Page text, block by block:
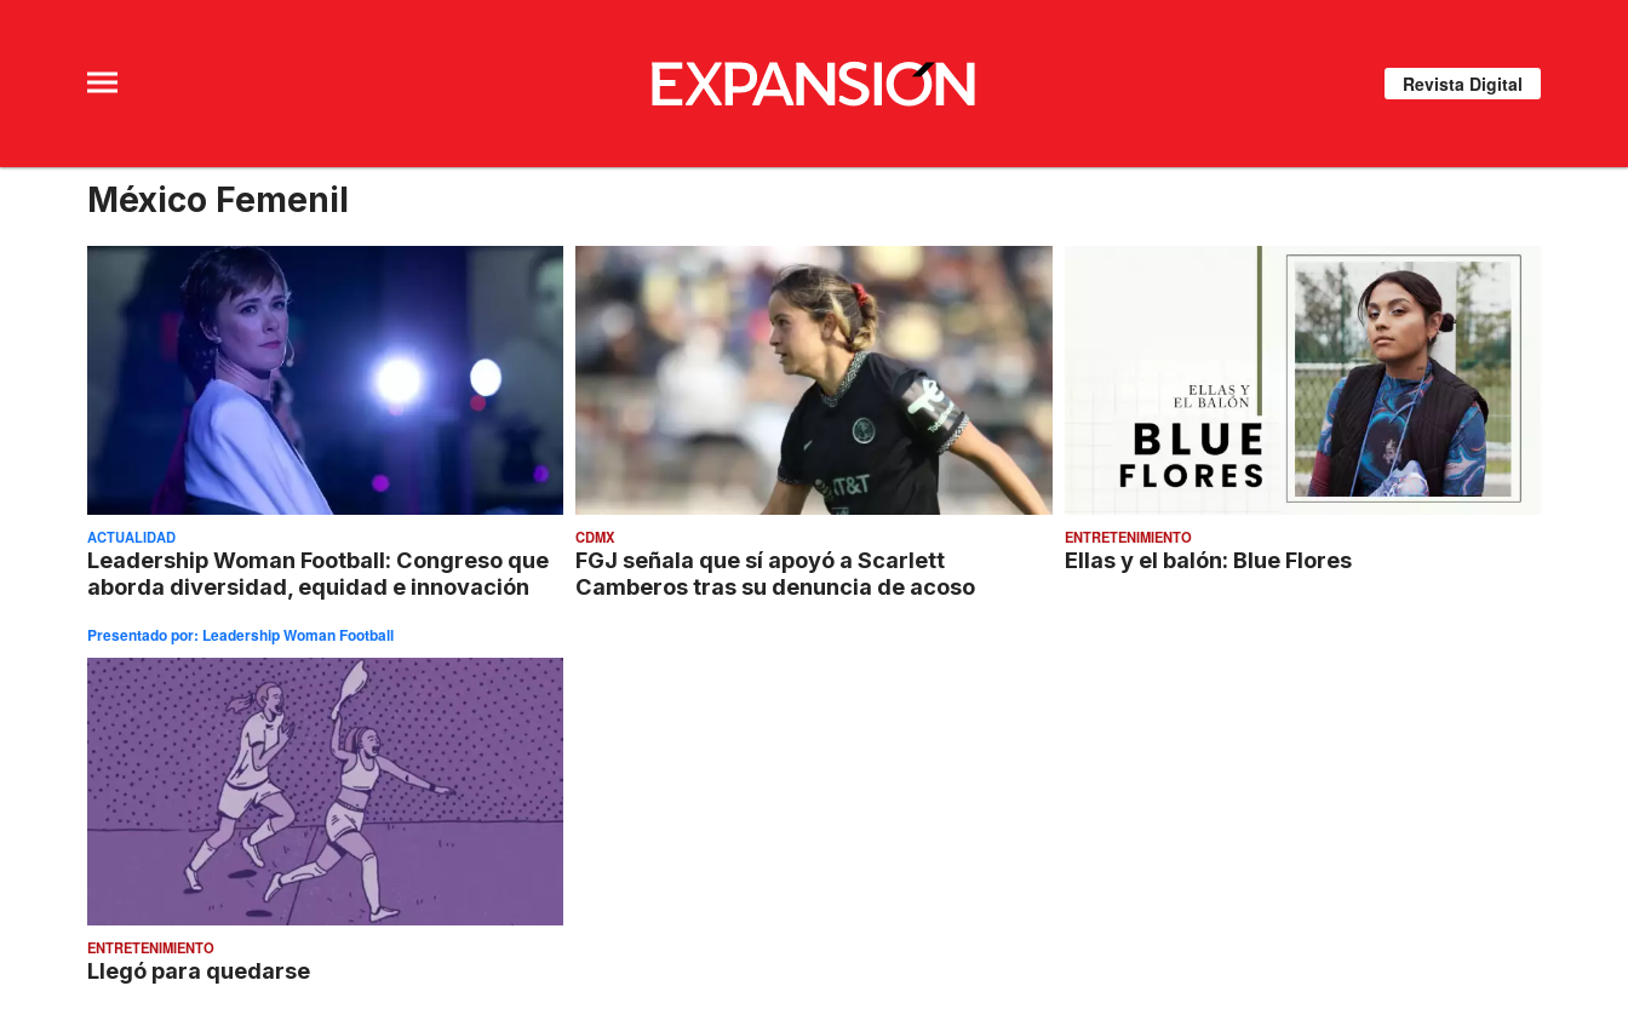
Revista Digital
México Femenil
ACTUALIDAD
Leadership Woman Football: Congreso que
aborda diversidad, equidad e innovación
Presentado por: Leadership Woman Football
CDMX
FGJ señala que sí apoyó a Scarlett
Camberos tras su denuncia de acoso
ENTRETENIMIENTO
Ellas y el balón: Blue Flores
ENTRETENIMIENTO
Llegó para quedarse